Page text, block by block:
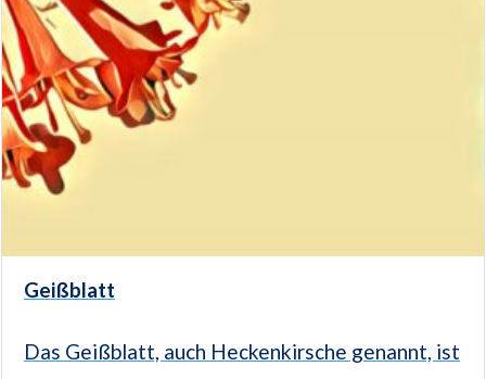
Geißblatt
Das Geißblatt, auch Heckenkirsche genannt, ist